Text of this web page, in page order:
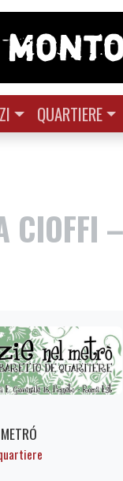
QUARTIERE
CIOFFI –